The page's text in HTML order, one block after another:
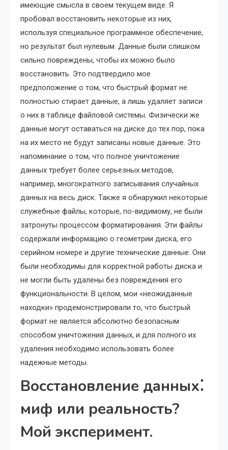
имеющие смысла в своем текущем виде. Я
пробовал восстановить некоторые из них,
используя специальное программное обеспечение,
но результат был нулевым. Данные были слишком
сильно повреждены, чтобы их можно было
восстановить. Это подтвердило мое
предположение о том, что быстрый формат не
полностью стирает данные, а лишь удаляет записи
о них в таблице файловой системы. Физически же
данные могут оставаться на диске до тех пор, пока
на их место не будут записаны новые данные. Это
напоминание о том, что полное уничтожение
данных требует более серьезных методов,
например, многократного записывания случайных
данных на весь диск. Также я обнаружил некоторые
служебные файлы, которые, по-видимому, не были
затронуты процессом форматирования. Эти файлы
содержали информацию о геометрии диска, его
серийном номере и другие технические данные. Они
были необходимы для корректной работы диска и
не могли быть удалены без повреждения его
функциональности. В целом, мои «неожиданные
находки» продемонстрировали то, что быстрый
формат не является абсолютно безопасным
способом уничтожения данных, и для полного их
удаления необходимо использовать более
надежные методы.
Восстановление данных⁚
миф или реальность?
Мой эксперимент.